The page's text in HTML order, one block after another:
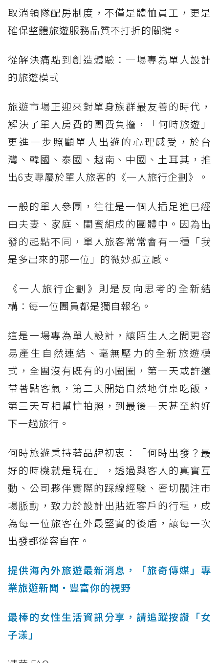
取消領隊配房制度，不僅是體恤員工，更是
確保整體旅遊服務品質不打折的關鍵。
從解決痛點到創造體驗：一場專為單人設計
的旅遊模式
旅遊市場正迎來對單身族群最友善的時代，
解決了單人房費的團費負擔，「何時旅遊」
更進一步照顧單人出遊的心理感受，於台
灣、韓國、泰國、越南、中國、土耳其，推
出6支專屬於單人旅客的《一人旅行企劃》。
一般的單人參團，往往是一個人插足進已經
由夫妻、家庭、閨蜜組成的團體中。因為出
發的起點不同，單人旅客常常會有一種「我
是多出來的那一位」的微妙孤立感。
《一人旅行企劃》則是反向思考的全新結
構：每一位團員都是獨自報名。
這是一場專為單人設計，讓陌生人之間更容
易產生自然連結、毫無壓力的全新旅遊模
式，全團沒有既有的小圈圈，第一天或許還
帶著點客氣，第二天開始自然地併桌吃飯，
第三天互相幫忙拍照，到最後一天甚至約好
下一趟旅行。
何時旅遊秉持著品牌初衷：「何時出發？最
好的時機就是現在」，透過與客人的真實互
動、公司夥伴實際的踩線經驗、密切關注市
場脈動，致力於設計出貼近客戶的行程，成
為每一位旅客在外最堅實的後盾，讓每一次
出發都從容自在。
提供海內外旅遊最新消息，「旅奇傳媒」專
業旅遊新聞‧豐富你的視野
最棒的女性生活資訊分享，請追蹤按讚「女
子漾」